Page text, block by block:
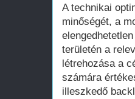
A technikai
minőségét, a
területén a
létrehozása a
számára
illeszkedő